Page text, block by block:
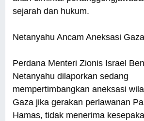
sejarah dan hukum.
Netanyahu Ancam Aneksasi Gaza
Perdana Menteri Zionis Israel
Netanyahu dilaporkan sedang
mempertimbangkan aneksasi
Gaza jika gerakan perlawanan
Hamas, tidak menerima